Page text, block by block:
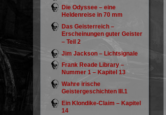
Die Odyssee – eine
Heldenreise in 70 mm
Das Geisterreich –
Erscheinungen guter Geister
– Teil 2
Jim Jackson – Lichtsignale
Frank Reade Library –
Nummer 1 – Kapitel 13
Wahre irische
Geistergeschichten III.1
Ein Klondike-Claim – Kapitel
14